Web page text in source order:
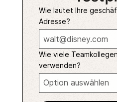
Wie lautet Ihre
Adresse?
Wie viele
verwenden?